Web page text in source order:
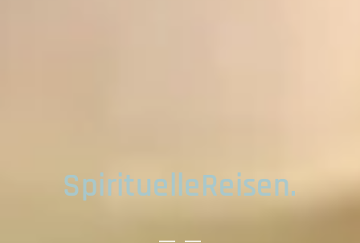
SpirituelleReisen.